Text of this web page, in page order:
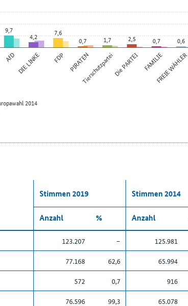
AfD DIE LINKE FDP PIRATENTierschutzparteiDie PARTEI FAMILIEFREIE WÄHLER
9,7
4,2
7,6
0,7
1,7 2,5 0,7 0,6
2014
Stimmen 2019 Stimmen 2014
Anzahl % Anzahl
123.207 – 125.981
77.168 62,6 65.994
572 0,7 916
76.596 99,3 65.078